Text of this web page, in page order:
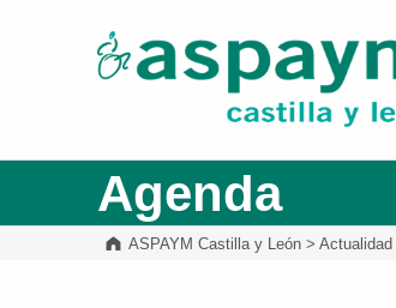
Agenda
ASPAYM Castilla y León >Actualidad